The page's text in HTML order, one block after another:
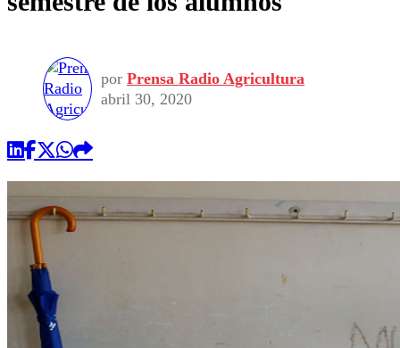
Colo Colo
Seleccion Chilena
Torneo Internacional
Economía
Internacional
Publicaciones en medios
Opinión
por Prensa Radio Agricultura
abril 30, 2020